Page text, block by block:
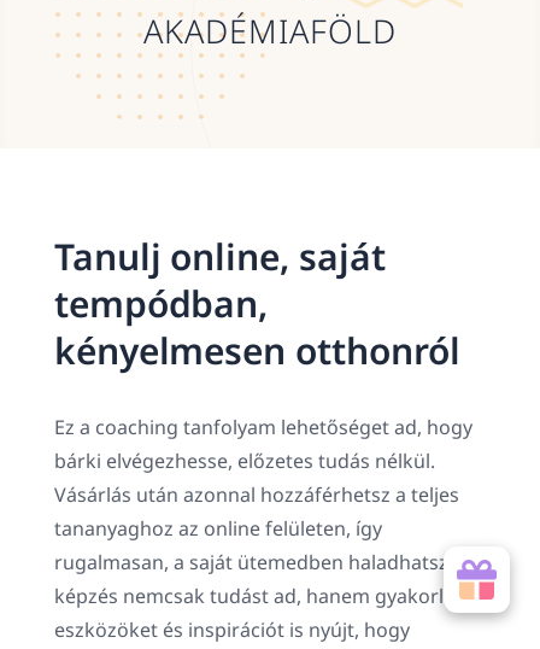
AKADÉMIAFÖLD
Tanulj online, saját
tempódban,
kényelmesen otthonról
Ez a coaching tanfolyam lehetőséget ad, hogy
bárki elvégezhesse, előzetes tudás nélkül.
Vásárlás után azonnal hozzáférhetsz a teljes
tananyaghoz az online felületen, így
rugalmasan, a saját ütemedben haladhatsz. A
képzés nemcsak tudást ad, hanem gyakorlati
eszközöket és inspirációt is nyújt, hogy